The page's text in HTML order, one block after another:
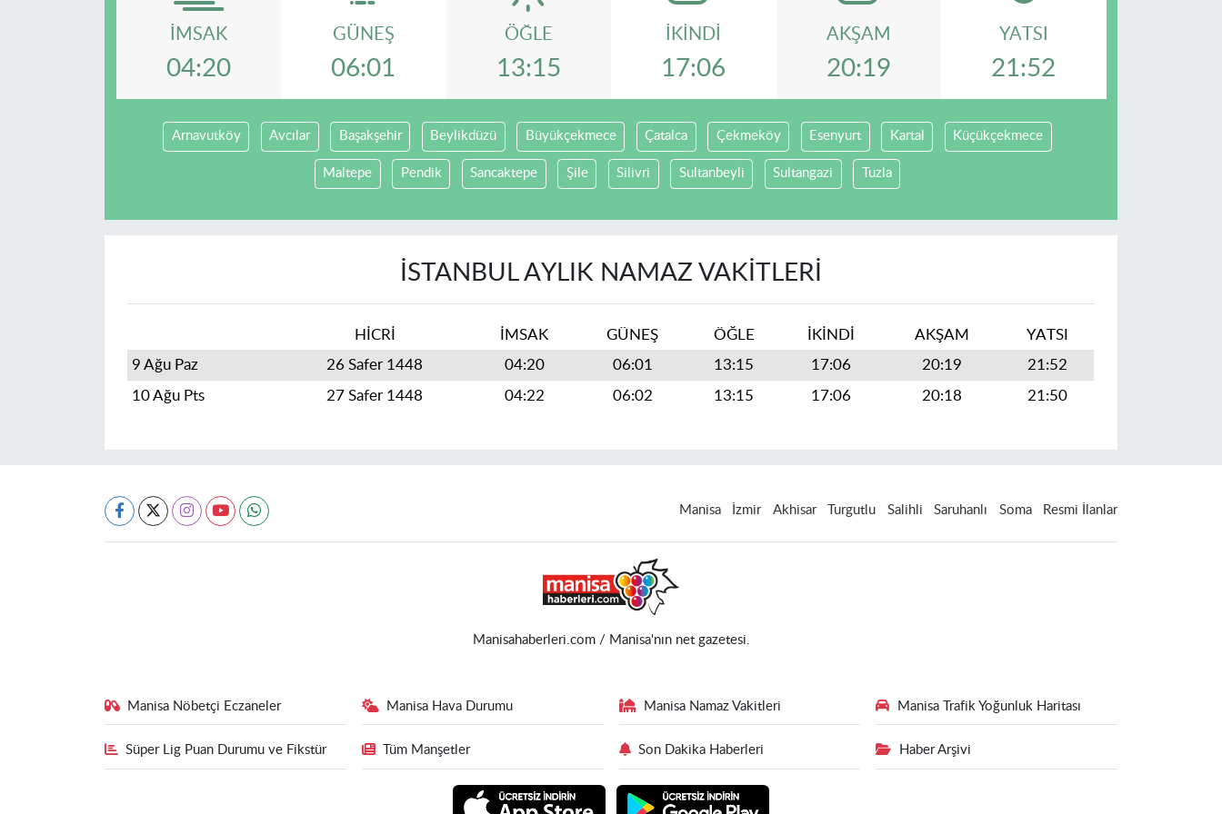
İMSAK
04:20
GÜNEŞ
06:01
ÖĞLE
13:15
İKINDI
17:06
AKŞAM
20:19
YATSI
21:52
Arnavutköy Avcılar Başakşehir Beylikdüzü Büyükçekmece Çatalca Çekmeköy Esenyurt Kartal Küçükçekmece
Maltepe Pendik Sancaktepe Şile Silivri Sultanbeyli Sultangazi Tuzla
İSTANBUL AYLIK NAMAZ VAKITLERI
HİCRİ İMSAK GÜNEŞ ÖĞLE İKINDI AKŞAM
YATSI
9 Ağu Paz
26 Safer 1448 04:20 06:01 13:15 17:06 20:19
21:52
10 Ağu Pts
27 Safer 1448 04:22 06:02 13:15 17:06 20:18 21:50
Manisa İzmir Akhisar Turgutlu Salihli Saruhanlı Soma Resmi İlanlar
Manisahaberleri.com / Manisa'nın net gazetesi.
Manisa Nöbetçi Eczaneler Manisa Hava Durumu Manisa Namaz Vakitleri Manisa Trafik Yoğunluk Haritası
Süper Lig Puan Durumu ve Fikstür Tüm Manşetler Son Dakika Haberleri Haber Arşivi